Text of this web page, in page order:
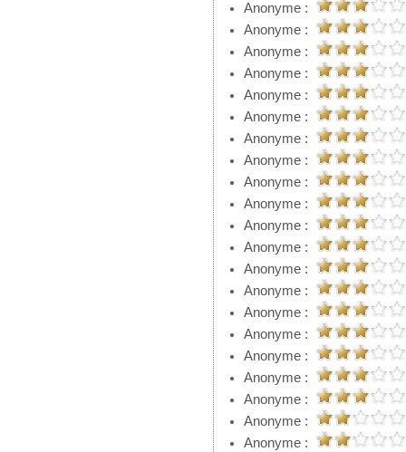
Anonyme :
Anonyme :
Anonyme :
Anonyme :
Anonyme :
Anonyme :
Anonyme :
Anonyme :
Anonyme :
Anonyme :
Anonyme :
Anonyme :
Anonyme :
Anonyme :
Anonyme :
Anonyme :
Anonyme :
Anonyme :
Anonyme :
Anonyme :
Anonyme :